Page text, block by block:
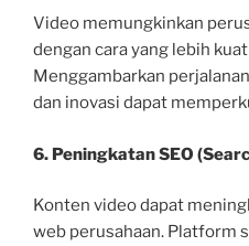
Video memungkinkan
dengan cara yang lebih
Menggambarkan
dan inovasi dapat
6. Peningkatan SEO
Konten video dapat
web perusahaan. Platform